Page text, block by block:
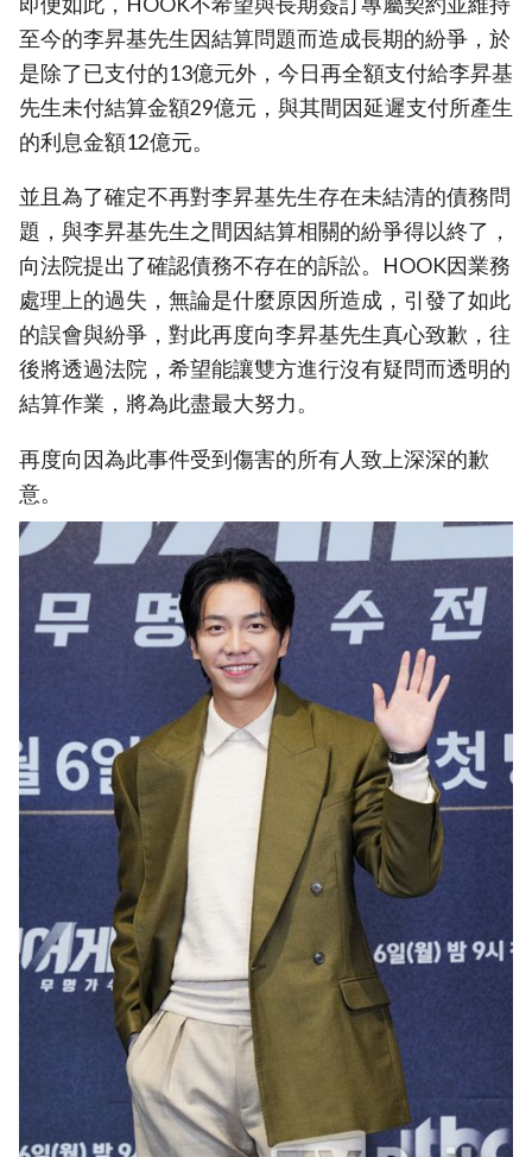
至今的李昇基先生因結算問題而造成長期的紛爭，於
是除了已支付的13億元外，今日再全額支付給李昇基
先生未付結算金額29億元，與其間因延遲支付所產生
的利息金額12億元。
並且為了確定不再對李昇基先生存在未結清的債務問
題，與李昇基先生之間因結算相關的紛爭得以終了，
向法院提出了確認債務不存在的訴訟。HOOK因業務
處理上的過失，無論是什麼原因所造成，引發了如此
的誤會與紛爭，對此再度向李昇基先生真心致歉，往
後將透過法院，希望能讓雙方進行沒有疑問而透明的
結算作業，將為此盡最大努力。
再度向因為此事件受到傷害的所有人致上深深的歉
意。